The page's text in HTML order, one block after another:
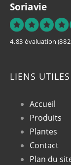
Soriavie
4.83 évaluation
LIENS UTILES
Accueil
Produits
Plantes
Contact
Plan du